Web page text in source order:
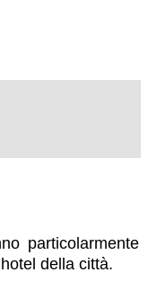
particolarmente
della città.